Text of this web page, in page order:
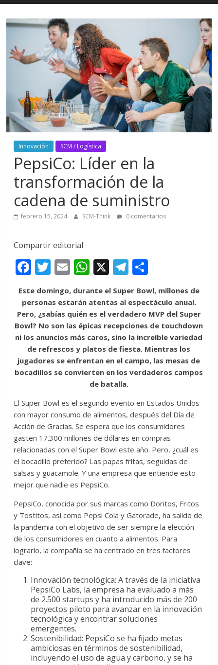
Innovación SCM / Logística
PepsiCo: Líder en la
transformación de la
cadena de suministro
febrero 15, 2024 SCM-Think 0 comentarios
Compartir editorial
F
ac
e
b
o
o
k
T
w
itt
er
E
m
ai
l
W
at
s
A
p
p
X T
e
gr
a
m
o
m
p
ar
ti
r
Este domingo, durante el Super Bowl, millones de
personas estarán atentas al espectáculo anual.
Pero, ¿sabías quién es el verdadero MVP del Super
Bowl? No son las épicas recepciones de touchdown
ni los anuncios más caros, sino la increíble variedad
de refrescos y platos de fiesta. Mientras los
jugadores se enfrentan en el campo, las mesas de
bocadillos se convierten en los verdaderos campos
de batalla.
El Super Bowl es el segundo evento en Estados Unidos
con mayor consumo de alimentos, después del Día de
Acción de Gracias. Se espera que los consumidores
gasten 17.300 millones de dólares en compras
relacionadas con el Super Bowl este año. Pero, ¿cuál es
el bocadillo preferido? Las papas fritas, seguidas de
salsas y guacamole. Y una empresa que entiende esto
mejor que nadie es PepsiCo.
PepsiCo, conocida por sus marcas como Doritos, Fritos
y Tostitos, así como Pepsi Cola y Gatorade, ha salido de
la pandemia con el objetivo de ser siempre la elección
de los consumidores en cuanto a alimentos. Para
lograrlo, la compañía se ha centrado en tres factores
clave:
Innovación tecnológica: A través de la iniciativa
PepsiCo Labs, la empresa ha evaluado a más
de 2.500 startups y ha introducido más de 200
proyectos piloto para avanzar en la innovación
tecnológica y encontrar soluciones
emergentes.
Sostenibilidad: PepsiCo se ha fijado metas
ambiciosas en términos de sostenibilidad,
incluyendo el uso de agua y carbono, y se ha